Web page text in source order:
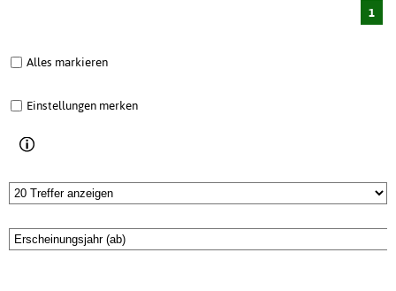
1
Alles markieren
Einstellungen merken